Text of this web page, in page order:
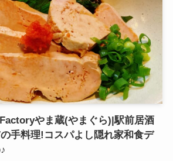
やま蔵(やまぐら)|駅前居酒
手料理!コスパよし隠れ家和食デ